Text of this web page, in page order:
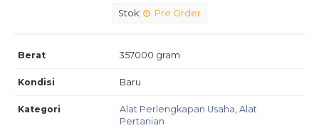
Stok: Pre Order
Berat 357000 gram
Kondisi Baru
Kategori Alat Perlengkapan Usaha, Alat
Pertanian